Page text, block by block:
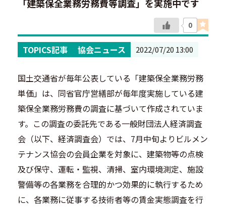
「建築保全業務労務費等調査」を実施中です
0
TOPICS記事 協会ニュース 2022/07/20 13:00
国土交通省が毎年公表している「建築保全業務労務
単価」は、同省官庁営繕部が毎年度実施している建
築保全業務労務費の調査に基づいて作成されていま
す。この調査の委託先である一般財団法人経済調査
会（以下、経済調査会）では、7月中旬よりビルメン
テナンス協会の会員企業を対象に、建築物等の点検
及び保守、運転・監視、清掃、室内環境測定、施設
警備等の各業務を合理的かつ効果的に執行するため
に、各業務に従事する技術者等の賃金実態調査を行